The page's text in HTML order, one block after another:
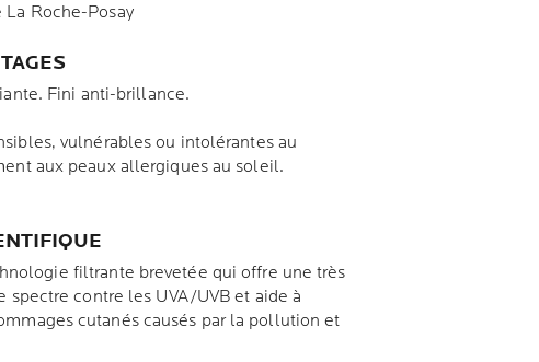
Roche-Posay
Fini anti-brillance.
vulnérables ou intolérantes au
aux peaux allergiques au soleil.
filtrante brevetée qui offre une très
spectre contre les UVA/UVB et aide à
cutanés causés par la pollution et